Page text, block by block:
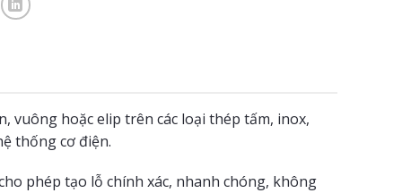
vuông hoặc elip trên các loại thép tấm, inox,
thống cơ điện.
phép tạo lỗ chính xác, nhanh chóng, không